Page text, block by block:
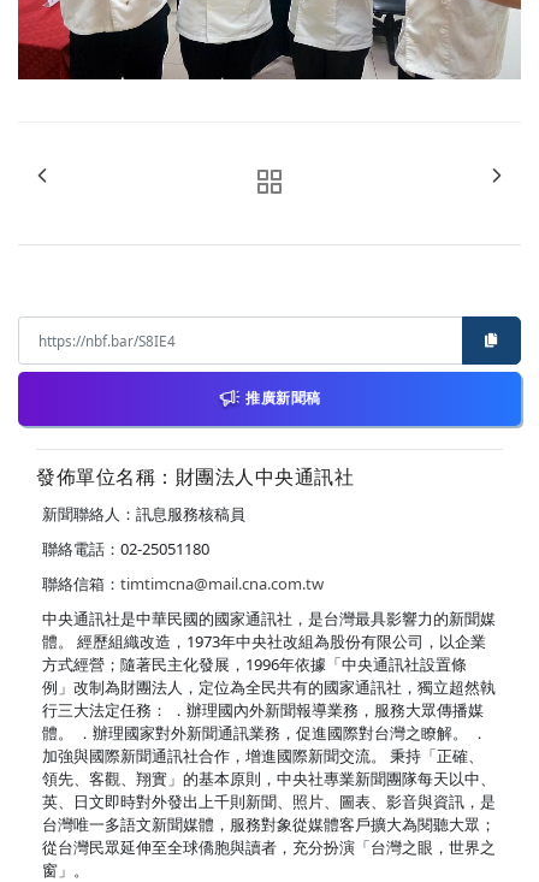
推廣新聞稿
發佈單位名稱：財團法人中央通訊社
新聞聯絡人：訊息服務核稿員
聯絡電話：02-25051180
聯絡信箱： timtimcna@mail.cna.com.tw
中央通訊社是中華民國的國家通訊社，是台灣最具影響力的新聞媒
體。 經歷組織改造，1973年中央社改組為股份有限公司，以企業
方式經營；隨著民主化發展，1996年依據「中央通訊社設置條
例」改制為財團法人，定位為全民共有的國家通訊社，獨立超然執
行三大法定任務： ．辦理國內外新聞報導業務，服務大眾傳播媒
體。 ．辦理國家對外新聞通訊業務，促進國際對台灣之瞭解。 ．
加強與國際新聞通訊社合作，增進國際新聞交流。 秉持「正確、
領先、客觀、翔實」的基本原則，中央社專業新聞團隊每天以中、
英、日文即時對外發出上千則新聞、照片、圖表、影音與資訊，是
台灣唯一多語文新聞媒體，服務對象從媒體客戶擴大為閱聽大眾；
從台灣民眾延伸至全球僑胞與讀者，充分扮演「台灣之眼，世界之
窗」。